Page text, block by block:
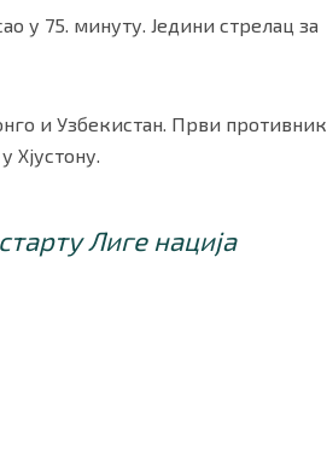
у 75. минуту. Једини стрелац за
и Узбекистан. Први противник
Хјустону.
Лиге нација